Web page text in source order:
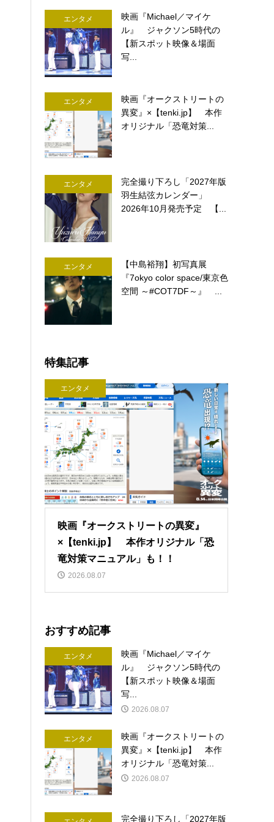
エンタメ
映画『Michael／マイケ
ル』 ジャクソン5時代の
【新スポット映像＆場面
写...
エンタメ
映画『オークストリートの
異変』×【tenki.jp】 本作
オリジナル「恐竜対策...
エンタメ
完全撮り下ろし「2027年版
羽生結弦カレンダー」
2026年10月発売予定 【...
エンタメ
【中島裕翔】初写真展
『7okyo color space/東京色
空間 ～#COT7DF～』 ...
特集記事
エンタメ
映画『オークストリートの異変』
×【tenki.jp】 本作オリジナル「恐
竜対策マニュアル」も！！
2026.08.07
おすすめ記事
エンタメ
映画『Michael／マイケ
ル』 ジャクソン5時代の
【新スポット映像＆場面
写...
2026.08.07
エンタメ
映画『オークストリートの
異変』×【tenki.jp】 本作
オリジナル「恐竜対策...
2026.08.07
完全撮り下ろし「2027年版